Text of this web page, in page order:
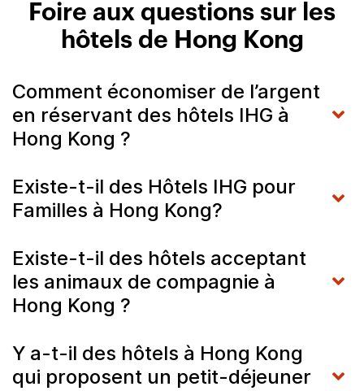
Foire aux questions sur les
hôtels de Hong Kong
Comment économiser de l’argent
en réservant des hôtels IHG à
Hong Kong ?
Existe-t-il des Hôtels IHG pour
Familles à Hong Kong?
Existe-t-il des hôtels acceptant
les animaux de compagnie à
Hong Kong ?
Y a-t-il des hôtels à Hong Kong
qui proposent un petit-déjeuner